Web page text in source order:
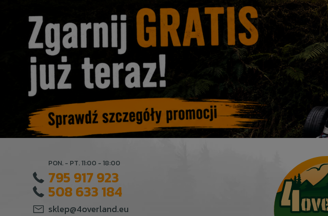
PON. - PT. 11:00 - 18:00
795 917 923
508 633 184
sklep@4overland.eu